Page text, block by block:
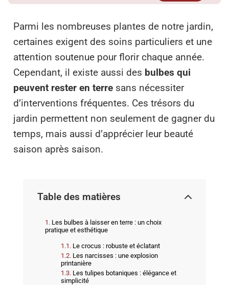
Parmi les nombreuses plantes de notre jardin,
certaines exigent des soins particuliers et une
attention soutenue pour florir chaque année.
Cependant, il existe aussi des bulbes qui
peuvent rester en terre sans nécessiter
d’interventions fréquentes. Ces trésors du
jardin permettent non seulement de gagner du
temps, mais aussi d’apprécier leur beauté
saison après saison.
Table des matières
Les bulbes à laisser en terre : un choix
pratique et esthétique
Le crocus : robuste et éclatant
Les narcisses : une explosion
printanière
Les tulipes botaniques : élégance et
simplicité